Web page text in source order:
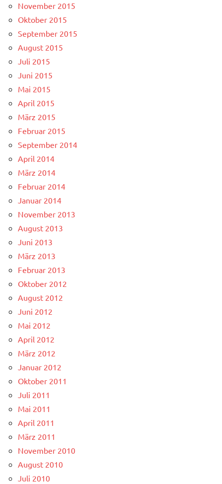
November 2015
Oktober 2015
September 2015
August 2015
Juli 2015
Juni 2015
Mai 2015
April 2015
März 2015
Februar 2015
September 2014
April 2014
März 2014
Februar 2014
Januar 2014
November 2013
August 2013
Juni 2013
März 2013
Februar 2013
Oktober 2012
August 2012
Juni 2012
Mai 2012
April 2012
März 2012
Januar 2012
Oktober 2011
Juli 2011
Mai 2011
April 2011
März 2011
November 2010
August 2010
Juli 2010